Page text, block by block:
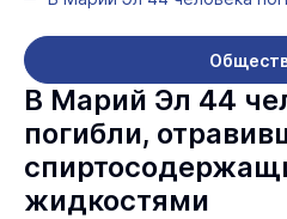
В Марий Эл 44
погибли,
жидкостями